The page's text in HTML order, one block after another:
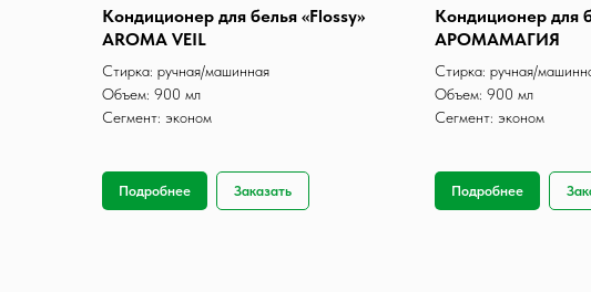
Кондиционер для белья «Flossy»
AROMA VEIL
Стирка: ручная/машинная
Объем: 900 мл
Сегмент: эконом
Подробнее Заказать
Кондиционер для
АРОМАМАГИЯ
Стирка: ручная/
Объем: 900 мл
Сегмент: эконом
Подробнее